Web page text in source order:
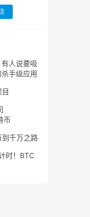
人说要吸
手级应用
币
到千万之路
时！BTC